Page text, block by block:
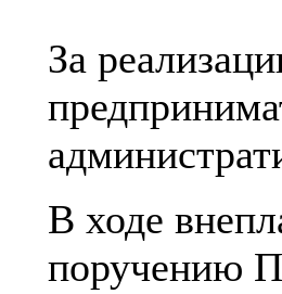
За
В ходе
поручению